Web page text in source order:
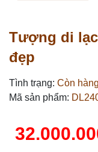
Tượng di
đẹp
Tình trạng: Còn hàng
Mã sản phẩm: